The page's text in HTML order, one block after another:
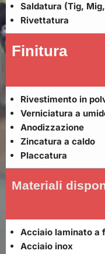
Saldatura (Tig,
Rivettatura
Finitura
Rivestimento in
Verniciatura a
Anodizzazione
Zincatura a caldo
Placcatura
Materiali
Acciaio laminato a
Acciaio inox